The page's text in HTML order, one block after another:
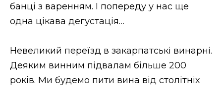
банці з варенням. І попереду у нас ще
одна цікава дегустація…
Невеликий переїзд в закарпатські винарні.
Деяким винним підвалам більше 200
років. Ми будемо пити вина від столітніх